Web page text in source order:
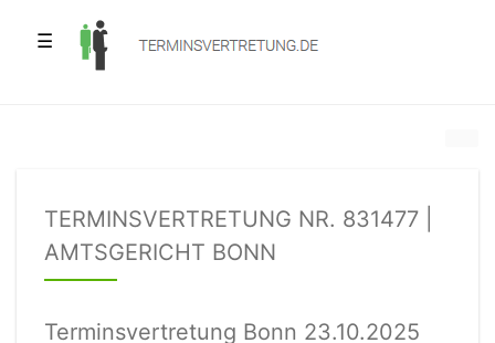
☰
TERMINSVERTRETUNG NR. 831477 |
AMTSGERICHT BONN
Terminsvertretung Bonn 23.10.2025